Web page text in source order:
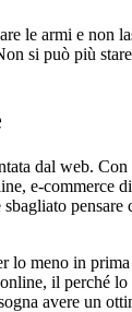
le armi e non
si può più
dal web.
e-commerce
pensare
lo meno in
il perché
avere un